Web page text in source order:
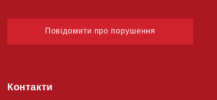
Повідомити про порушення
Контакти